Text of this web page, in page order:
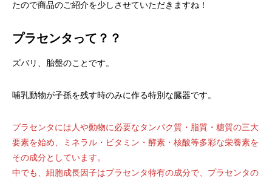
たので商品のご紹介を少しさせていただきますね！
プラセンタって？？
ズバリ、胎盤のことです。
哺乳動物が子孫を残す時のみに作る特別な臓器です。
プラセンタには人や動物に必要なタンパク質・脂質・糖質の三大
要素を始め、ミネラル・ビタミン・酵素・核酸等多彩な栄養素を
その成分としています。
中でも、細胞成長因子はプラセンタ特有の成分で、プラセンタの